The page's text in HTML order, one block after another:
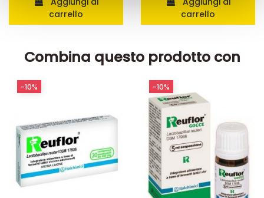
raccolto dal suo utilizzo dei loro servizi.
carrello
carrello
Combina questo prodotto con
-10% -10%